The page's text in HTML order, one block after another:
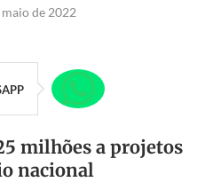
maio de 2022
milhões a projetos
nacional